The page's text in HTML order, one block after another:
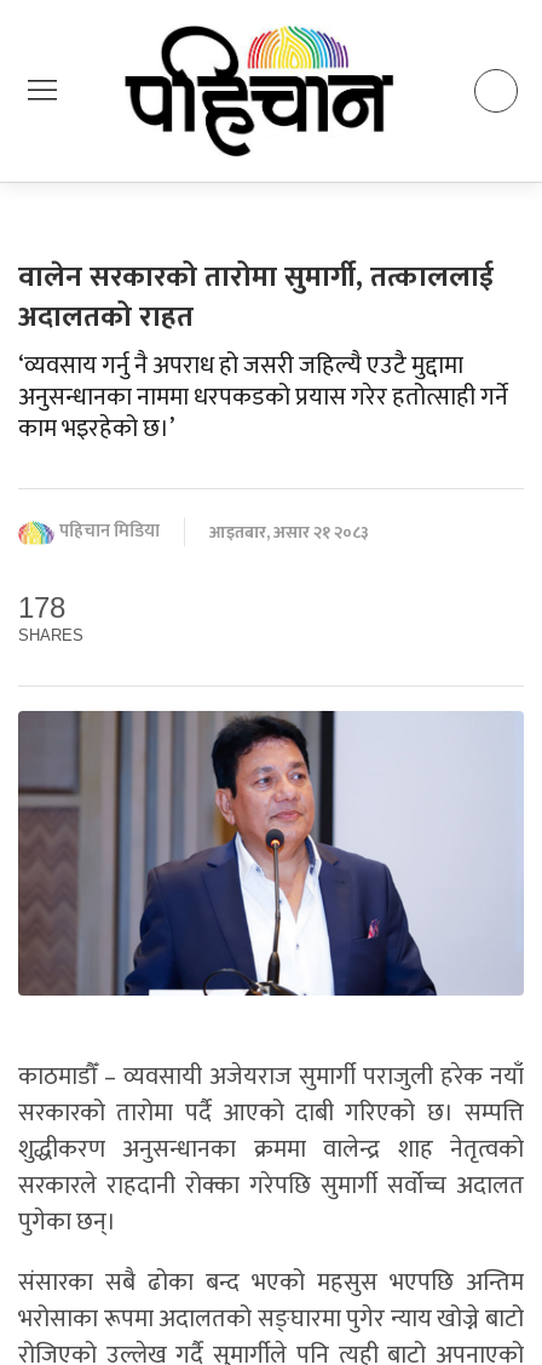
वालेन सरकारको तारोमा सुमार्गी, तत्काललाई
अदालतको राहत
‘व्यवसाय गर्नु नै अपराध हो जसरी जहिल्यै एउटै मुद्दामा
अनुसन्धानका नाममा धरपकडको प्रयास गरेर हतोत्साही गर्ने
काम भइरहेको छ।’
पहिचान मिडिया आइतबार, असार २१ २०८३
178
SHARES
काठमाडौँ – व्यवसायी अजेयराज सुमार्गी पराजुली हरेक नयाँ
सरकारको तारोमा पर्दै आएको दाबी गरिएको छ। सम्पत्ति
शुद्धीकरण अनुसन्धानका क्रममा वालेन्द्र शाह नेतृत्वको
सरकारले राहदानी रोक्का गरेपछि सुमार्गी सर्वोच्च अदालत
पुगेका छन्।
संसारका सबै ढोका बन्द भएको महसुस भएपछि अन्तिम
भरोसाका रूपमा अदालतको सङ्घारमा पुगेर न्याय खोज्ने बाटो
रोजिएको उल्लेख गर्दै सुमार्गीले पनि त्यही बाटो अपनाएको